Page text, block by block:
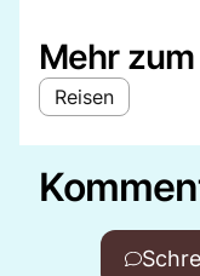
Mehr
Reisen